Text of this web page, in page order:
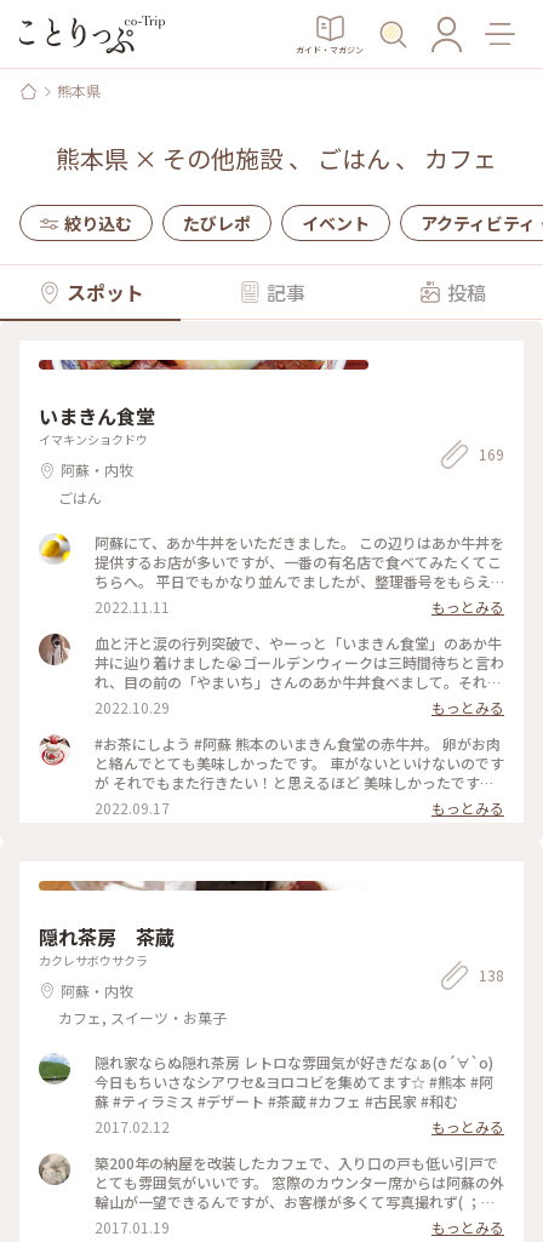
ガイド・マガジン
熊本県
熊本県 × その他施設、 ごはん 、 カフェ
絞り込む たびレポ イベント アクティビティ
スポット 記事 投稿
いまきん食堂
イマキンショクドウ
阿蘇・内牧
ごはん
169
阿蘇にて、あか牛丼をいただきました。 この辺りはあか牛丼を
提供するお店が多いですが、一番の有名店で食べてみたくてこ
ちらへ。 平日でもかなり並んでましたが、整理番号をもらえ
ばその場を離れられるので周囲を散策もできます。 待っていよ
いよ実食。 お肉が柔らかくてとっても美味しかった〜！ #熊本
県 #阿蘇 #あか牛 #丼 #名物 #秋いろとりどり #Myことりっぷ
2022.11.11
もっとみる
血と汗と涙の行列突破で、やーっと「いまきん食堂」のあか牛
丼に辿り着けました😭ゴールデンウィークは三時間待ちと言わ
れ、目の前の「やまいち」さんのあか牛丼食べまして。それも
非常に美味しかったけど、せっかく朝からいるので、死ぬ気で
並びました（笑）すでに大行列！ とりあえず、わさびや肉味噌
とあか牛、温泉卵のハーモニーはたまらんです😋 #熊本観光 #
阿蘇 #阿蘇観光 #阿蘇写真部 #阿蘇くじゅう国立公立公
園 #写真好きな人と繋がりたい #阿蘇ランチ #阿蘇グル
メ #食べ歩き好きな人と繋がりたい #定食 #和食 #pen
のある生活 #retrip_fukuoka #retrip_gourmet
#いまきん食堂 #休日ドライブ #秋いろとりどり
2022.10.29
もっとみる
#お茶にしよう #阿蘇 熊本のいまきん食堂の赤牛丼。 卵がお肉
と絡んでとても美味しかったです。 車がないといけないのです
が それでもまた行きたい！と思えるほど 美味しかったです。
とても並ぶお店なので、 早めの時間に行くことをおすすめし
ます。
2022.09.17 もっとみる
隠れ茶房 茶蔵
カクレサボウサクラ
阿蘇・内牧
カフェ, スイーツ・お菓子
138
隠れ家ならぬ隠れ茶房 レトロな雰囲気が好きだなぁ(о´∀`о)
今日もちいさなシアワセ&ヨロコビを集めてます☆ #熊本 #阿
蘇 #ティラミス #デザート #茶蔵 #カフェ #古民家 #和む
2017.02.12
もっとみる
築200年の納屋を改装したカフェで、入り口の戸も低い引戸で
とても雰囲気がいいです。 窓際のカウンター席からは阿蘇の外
輪山が一望できるんですが、お客様が多くて写真撮れず( ；
∀；) ぜひまた行きたい！ ＊ #阿蘇 #カフェ #ランチ #古民家
2017.01.19
もっとみる